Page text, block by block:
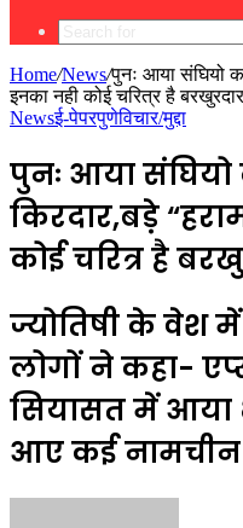
Home/News/पुनः आया संघियो
इनका नही कोई चरित्र है बरखुरदार
Newsई-पेपरपुणेविचार/मुद्दा
पुनः आया संघियो
किरदार,बड़े
कोई चरित्र है
ज्योतिषी के वेश
लोगों ने कहा-
सियासत में
आए कई नामचीन